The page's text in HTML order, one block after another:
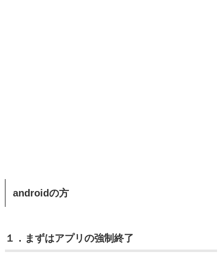
androidの方
１．まずはアプリの強制終了